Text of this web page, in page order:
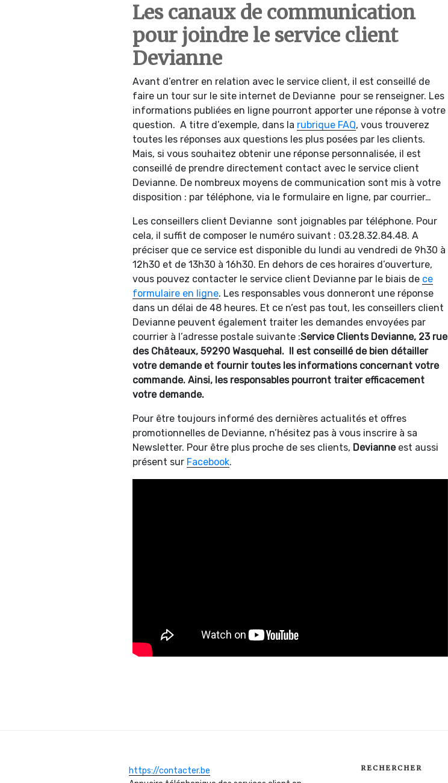
Les canaux de communication
pour joindre le service client
Devianne
Avant d’entrer en relation avec le service client, il est conseillé de
faire un tour sur le site internet de Devianne pour se renseigner. Les
informations publiées en ligne pourront apporter une réponse à votre
question. A titre d’exemple, dans la rubrique FAQ, vous trouverez
toutes les réponses aux questions les plus posées par les clients.
Mais, si vous souhaitez obtenir une réponse personnalisée, il est
conseillé de prendre directement contact avec le service client
Devianne. De nombreux moyens de communication sont mis à votre
disposition : par téléphone, via le formulaire en ligne, par courrier…
Les conseillers client Devianne sont joignables par téléphone. Pour
cela, il suffit de composer le numéro suivant : 03.28.32.84.48. A
préciser que ce service est disponible du lundi au vendredi de 9h30 à
12h30 et de 13h30 à 16h30. En dehors de ces horaires d’ouverture,
vous pouvez contacter le service client Devianne par le biais de ce
formulaire en ligne. Les responsables vous donneront une réponse
dans un délai de 48 heures. Et ce n’est pas tout, les conseillers client
Devianne peuvent également traiter les demandes envoyées par
courrier à l’adresse postale suivante :Service Clients Devianne, 23 rue
des Châteaux, 59290 Wasquehal. Il est conseillé de bien détailler
votre demande et fournir toutes les informations concernant votre
commande. Ainsi, les responsables pourront traiter efficacement
votre demande.
Pour être toujours informé des dernières actualités et offres
promotionnelles de Devianne, n’hésitez pas à vous inscrire à sa
Newsletter. Pour être plus proche de ses clients, Devianneest aussi
présent sur Facebook.
https://contacter.be
RECHERCHER